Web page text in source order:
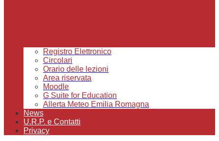
Registro Elettronico
Circolari
Orario delle lezioni
Area riservata
Moodle
G Suite for Education
Allerta Meteo Emilia Romagna
News
U.R.P. e Contatti
Privacy